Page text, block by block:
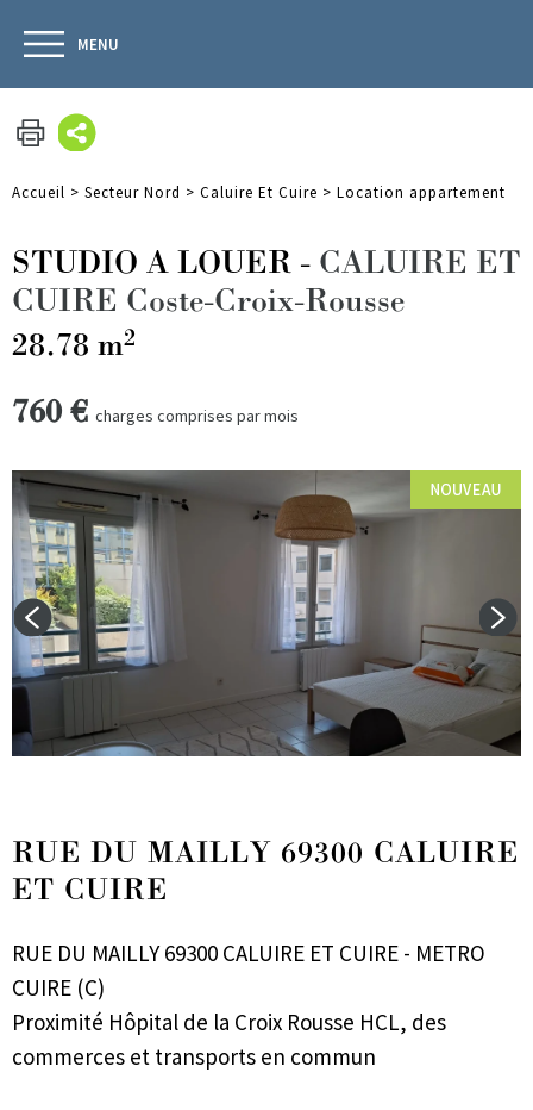
MENU
Accueil > Secteur Nord > Caluire Et Cuire > Location appartement
STUDIO A LOUER - CALUIRE ET
CUIRE Coste-Croix-Rousse
28.78 m2
760 € charges comprises par mois
RUE DU MAILLY 69300 CALUIRE
ET CUIRE
RUE DU MAILLY 69300 CALUIRE ET CUIRE - METRO
CUIRE (C)
Proximité Hôpital de la Croix Rousse HCL, des
commerces et transports en commun